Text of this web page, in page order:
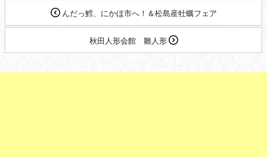
んだっ鱈、にかほ市へ！＆松島産牡蠣フェア
秋田人形会館 雛人形